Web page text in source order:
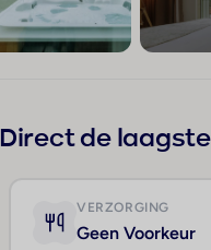
Direct de
VERZORGING
Geen Voorkeur